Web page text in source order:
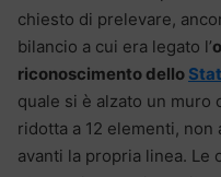
chiesto di prelevare,
bilancio a cui era legato l’
riconoscimento dello
quale si è alzato un muro
ridotta a 12 elementi,
avanti la propria linea. Le